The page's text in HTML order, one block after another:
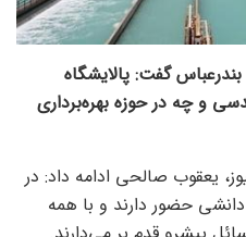
گفت: پالایشگاه
و چه در حوزه بهره‌برداری
یعقوب صالحی ادامه داد: در
دانشی حضور دارند و با همه